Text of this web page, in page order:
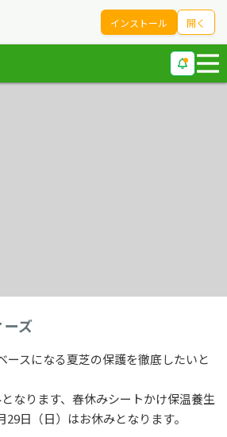
インストール 開く
ーズ
ースになる夏芝の保護を徹底したいと
なります、春休みシートかけ保温養生
日（日）はお休みとなります。